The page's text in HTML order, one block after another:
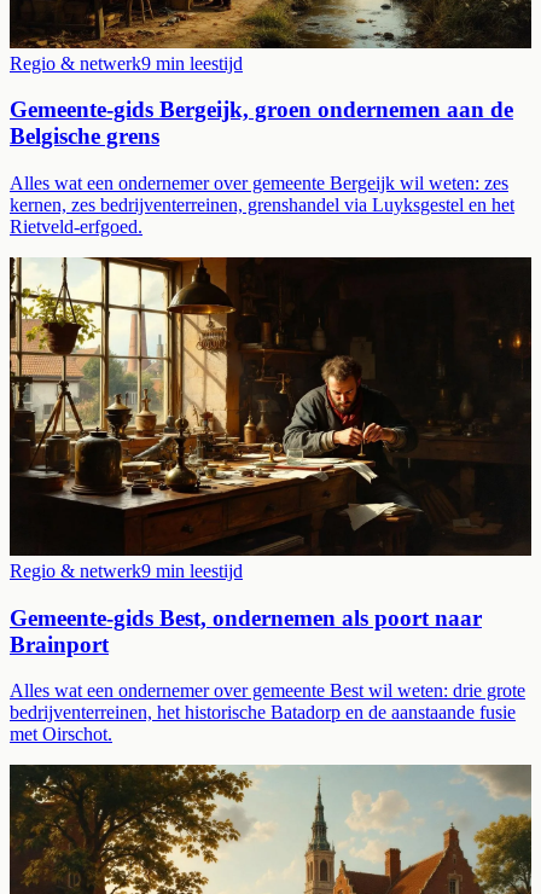
Regio & netwerk9 min leestijd
Gemeente-gids Bergeijk, groen ondernemen aan de
Belgische grens
Alles wat een ondernemer over gemeente Bergeijk wil weten: zes
kernen, zes bedrijventerreinen, grenshandel via Luyksgestel en het
Rietveld-erfgoed.
Regio & netwerk9 min leestijd
Gemeente-gids Best, ondernemen als poort naar
Brainport
Alles wat een ondernemer over gemeente Best wil weten: drie grote
bedrijventerreinen, het historische Batadorp en de aanstaande fusie
met Oirschot.